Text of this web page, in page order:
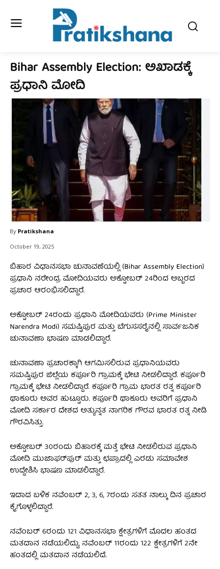
Bihar Assembly Election: ಅಖಾಡಕ್ಕೆ
ಪ್ರಧಾನಿ ಮೋದಿ
By Pratikshana
October 19, 2025
ಬಿಹಾರ ವಿಧಾನಸಭಾ ಚುನಾವಣೆಯಲ್ಲಿ (Bihar Assembly Election)
ಪ್ರಧಾನಿ ನರೇಂದ್ರ ಮೋದಿಯವರು ಅಕ್ಟೋಬರ್‌ 24ರಿಂದ ಅಬ್ಬರದ
ಪ್ರಚಾರ ಆರಂಭಿಸಲಿದ್ದಾರೆ.
ಅಕ್ಟೋಬರ್‌ 24ರಂದು ಪ್ರಧಾನಿ ಮೋದಿಯವರು (Prime Minister
Narendra Modi) ಸಮಷ್ಟಿಪುರ ಮತ್ತು ಬೆಗುಸಸರೈನಲ್ಲಿ ಸಾರ್ವಜನಿಕ
ಚುನಾವಣಾ ಭಾಷಣ ಮಾಡಲಿದ್ದಾರೆ.
ಚುನಾವಣಾ ಪ್ರಚಾರಕ್ಕಾಗಿ ಆಗಮಿಸಲಿರುವ ಪ್ರಧಾನಿಯವರು
ಸಮಷ್ಟಿಪುರ ಜಿಲ್ಲೆಯ ಕರ್ಪೂರಿ ಗ್ರಾಮಕ್ಕೆ ಭೇಟಿ ನೀಡಲಿದ್ದಾರೆ. ಕರ್ಪೂರಿ
ಗ್ರಾಮಕ್ಕೆ ಭೇಟಿ ನೀಡಲಿದ್ದಾರೆ. ಕರ್ಪೂರಿ ಗ್ರಾಮ ಭಾರತ ರತ್ನ ಕರ್ಪೂರಿ
ಥಾಕೂರು ಅವರ ಹುಟ್ಟೂರು. ಕರ್ಪೂರಿ ಥಾಕೂರು ಅವರಿಗೆ ಪ್ರಧಾನಿ
ಮೋದಿ ಸರ್ಕಾರ ದೇಶದ ಅತ್ಯುನ್ನತ ನಾಗರಿಕ ಗೌರವ ಭಾರತ ರತ್ನ ನೀಡಿ
ಗೌರವಿಸಿತ್ತು.
ಅಕ್ಟೋಬರ್‌ 30ರಂದು ಬಿಹಾರಕ್ಕೆ ಮತ್ತೆ ಭೇಟಿ ನೀಡಲಿರುವ ಪ್ರಧಾನಿ
ಮೋದಿ ಮುಜಾಫರ್‌ಪುರ್‌ ಮತ್ತು ಛಪ್ರಾದಲ್ಲಿ ಎರಡು ಸಮಾವೇಶ
ಉದ್ದೇಶಿಸಿ ಭಾಷಣ ಮಾಡಲಿದ್ದಾರೆ.
ಇದಾದ ಬಳಿಕ ನವೆಂಬರ್‌ 2, 3, 6, 7ರಂದು ಸತತ ನಾಲ್ಕು ದಿನ ಪ್ರಚಾರ
ಕೈಗೊಳ್ಳಲಿದ್ದಾರೆ.
ನವೆಂಬರ್‌ 6ರಂದು 121 ವಿಧಾನಸಭಾ ಕ್ಷೇತ್ರಗಳಿಗೆ ಮೊದಲ ಹಂತದ
ಮತದಾನ ನಡೆಯಲಿದ್ದು, ನವೆಂಬರ್‌ 11ರಂದು 122 ಕ್ಷೇತ್ರಗಳಿಗೆ 2ನೇ
ಹಂತದಲ್ಲಿ ಮತದಾನ ನಡೆಯಲಿದೆ.